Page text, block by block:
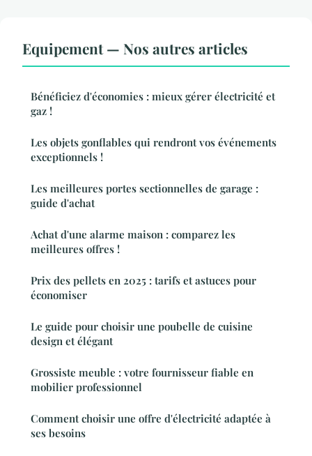
Equipement — Nos autres articles
Bénéficiez d'économies : mieux gérer électricité et
gaz !
Les objets gonflables qui rendront vos événements
exceptionnels !
Les meilleures portes sectionnelles de garage :
guide d'achat
Achat d'une alarme maison : comparez les
meilleures offres !
Prix des pellets en 2025 : tarifs et astuces pour
économiser
Le guide pour choisir une poubelle de cuisine
design et élégant
Grossiste meuble : votre fournisseur fiable en
mobilier professionnel
Comment choisir une offre d'électricité adaptée à
ses besoins